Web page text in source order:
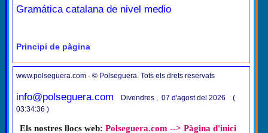
Gramática catalana de nivel medio
Principi de pàgina
www.polseguera.com - © Polseguera. Tots els drets reservats
info@polseguera.com
Divendres , 07 d'agost del 2026 (
03:34:36 )
Els nostres llocs web: Polseguera.com --> Pàgina d'inici